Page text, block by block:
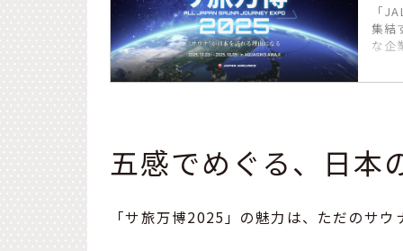
「
集結
な企
五感でめぐる、日本
「サ旅万博2025」の魅力は、ただのサ